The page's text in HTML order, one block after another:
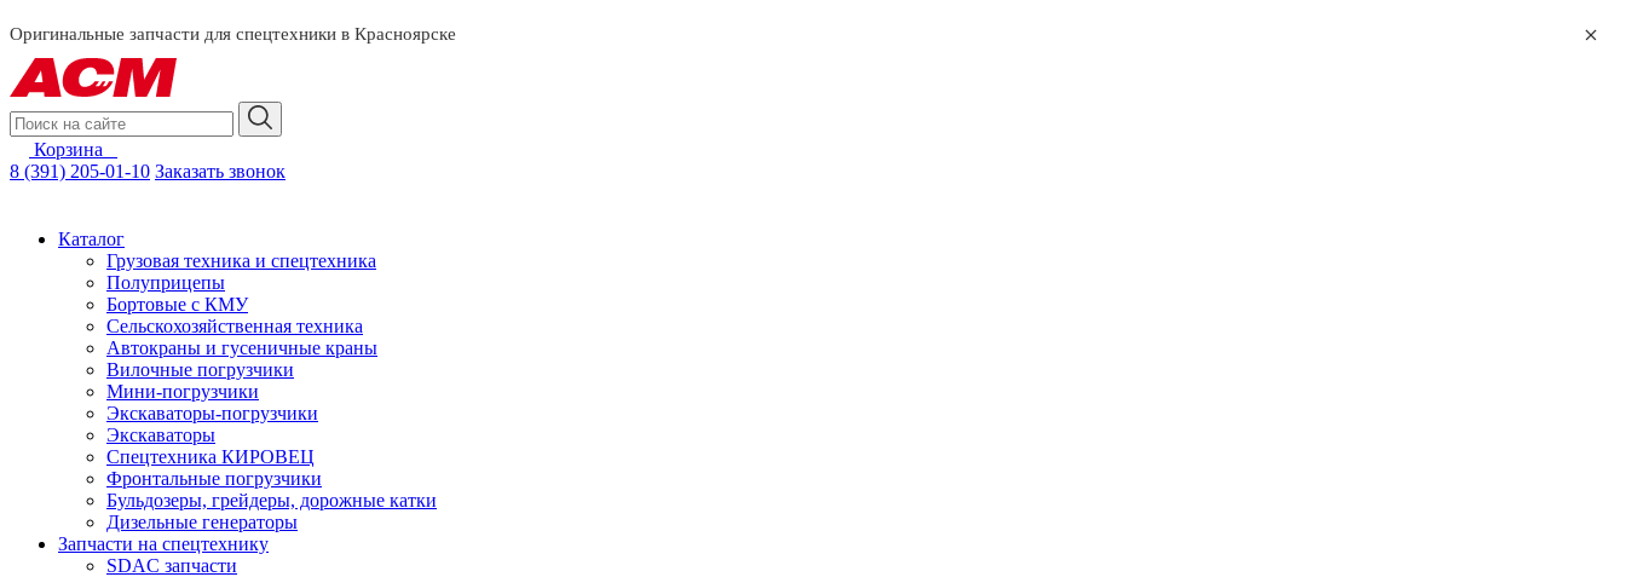
Оригинальные запчасти для спецтехники в Красноярске
Корзина
8 (391) 205-01-10 Заказать звонок
Каталог
Грузовая техника и спецтехника
Полуприцепы
Бортовые с КМУ
Сельскохозяйственная техника
Автокраны и гусеничные краны
Вилочные погрузчики
Мини-погрузчики
Экскаваторы-погрузчики
Экскаваторы
Спецтехника КИРОВЕЦ
Фронтальные погрузчики
Бульдозеры, грейдеры, дорожные катки
Дизельные генераторы
Запчасти на спецтехнику
SDAC запчасти